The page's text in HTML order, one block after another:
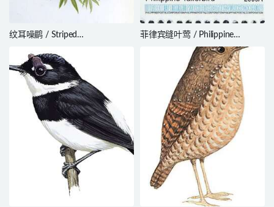
纹耳噪鹛 / Striped
virgatum
菲律宾缝叶莺 / Philippine
Tailorbird / Orthotomus